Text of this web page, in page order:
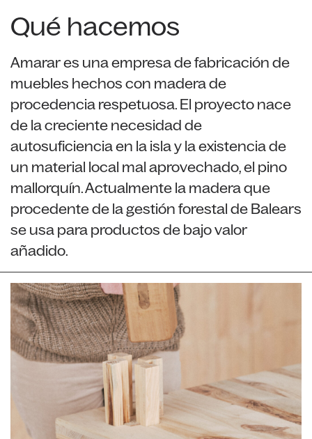
Qué hacemos
Amarar es una empresa de fabricación de
muebles hechos con madera de
procedencia respetuosa. El proyecto nace
de la creciente necesidad de
autosuficiencia en la isla y la existencia de
un material local mal aprovechado, el pino
mallorquín. Actualmente la madera que
procedente de la gestión forestal de Balears
se usa para productos de bajo valor
añadido.